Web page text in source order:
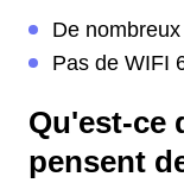
De
Pas de WIFI
Qu'est-ce
pensent